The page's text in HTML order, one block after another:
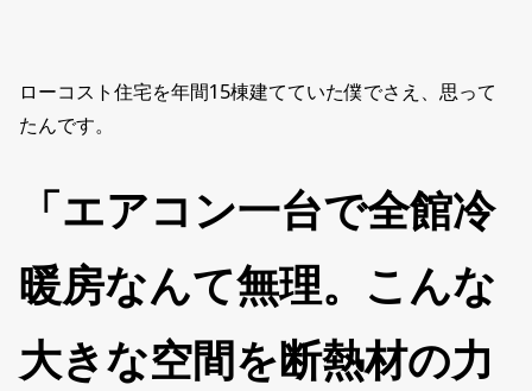
ローコスト住宅を年間15棟建てていた僕でさえ、思って
たんです。
「エアコン一台で全館冷
暖房なんて無理。こんな
大きな空間を断熱材の力